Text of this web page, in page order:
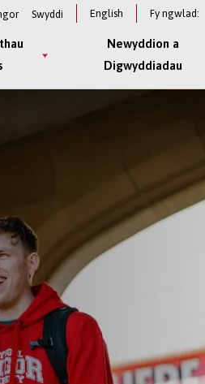
Swyddi English Fy ngwlad:
Newyddion a
Digwyddiadau